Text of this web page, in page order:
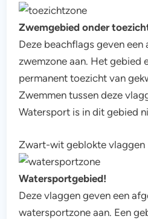
Zwemgebied onder
Deze beachflags geven een
zwemzone aan. Het gebied
permanent toezicht van
Zwemmen tussen deze
Watersport is in dit gebied
Zwart-wit geblokte vlaggen
Watersportgebied!
Deze vlaggen geven een
watersportzone aan. Een